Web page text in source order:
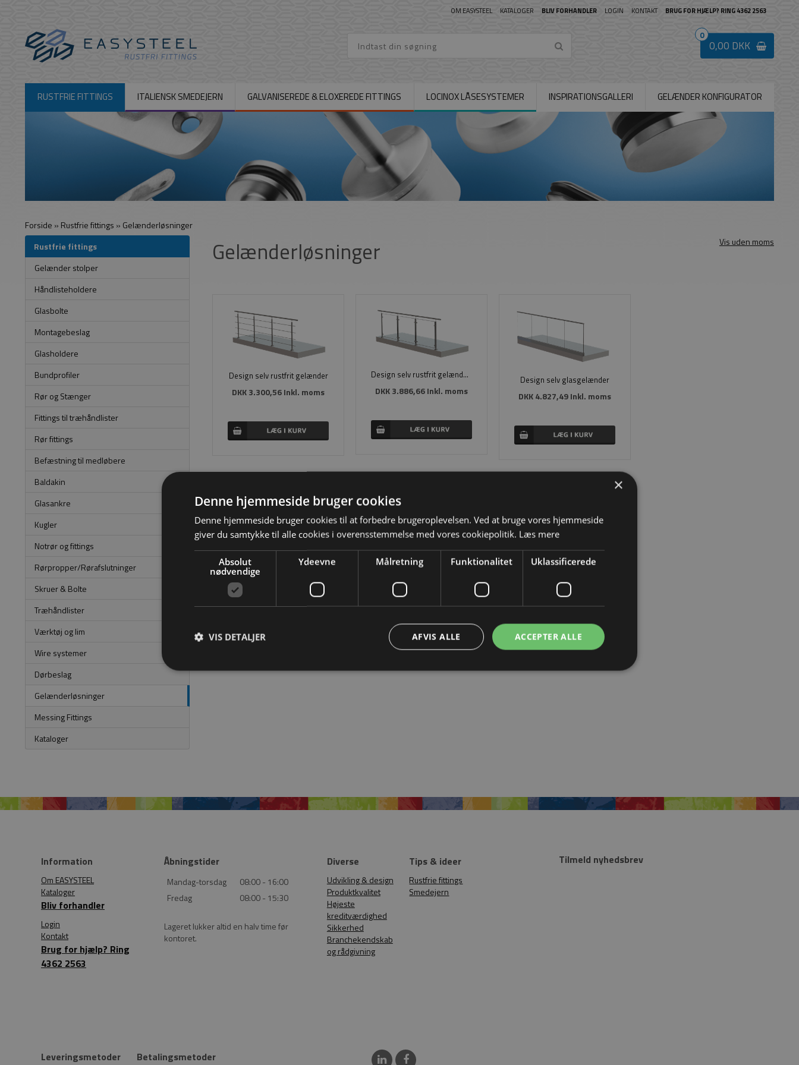
0
0,00 DKK
OM EASYSTEEL KATALOGER BLIV FORHANDLER LOGIN KONTAKT BRUG FOR HJÆLP? RING 4362 2563
RUSTFRIE FITTINGS ITALIENSK SMEDEJERN GALVANISEREDE & ELOXEREDE FITTINGS LOCINOX LÅSESYSTEMER INSPIRATIONSGALLERI GELÆNDER KONFIGURATOR
Forside » Rustfrie fittings » Gelænderløsninger
Rustfrie fittings
Gelænder stolper
Håndlisteholdere
Glasbolte
Montagebeslag
Glasholdere
Bundprofiler
Rør og Stænger
Fittings til træhåndlister
Rør fittings
Befæstning til medløbere
Baldakin
Glasankre
Kugler
Notrør og fittings
Rørpropper/Rørafslutninger
Skruer & Bolte
Træhåndlister
Værktøj og lim
Wire systemer
Dørbeslag
Gelænderløsninger
Messing Fittings
Kataloger
Gelænderløsninger Vis uden moms
Design selv rustfrit gelænder
DKK 3.300,56 Inkl. moms
Design selv rustfrit gelænder med glas
DKK 3.886,66 Inkl. moms
Design selv glasgelænder
DKK 4.827,49 Inkl. moms
Information
Om EASYSTEEL
Kataloger
Bliv forhandler
Login
Kontakt
Brug for hjælp? Ring
4362 2563
Åbningstider
Mandag-torsdag
08:00 - 16:00
Fredag
08:00 - 15:30
Lageret lukker altid en halv time før
kontoret.
Diverse
Udvikling & design
Produktkvalitet
Højeste
kreditværdighed
Sikkerhed
Branchekendskab
og rådgivning
Tips & ideer
Rustfrie fittings
Smedejern
Leveringsmetoder Betalingsmetoder
Tilmeld nyhedsbrev
×
Denne hjemmeside bruger cookies
Denne hjemmeside bruger cookies til at forbedre brugeroplevelsen. Ved at bruge vores hjemmeside
giver du samtykke til alle cookies i overensstemmelse med vores cookiepolitik. Læs mere
Absolut
nødvendige
Ydeevne Målretning Funktionalitet Uklassificerede
ACCEPTER ALLE
AFVIS ALLE
VIS DETALJER